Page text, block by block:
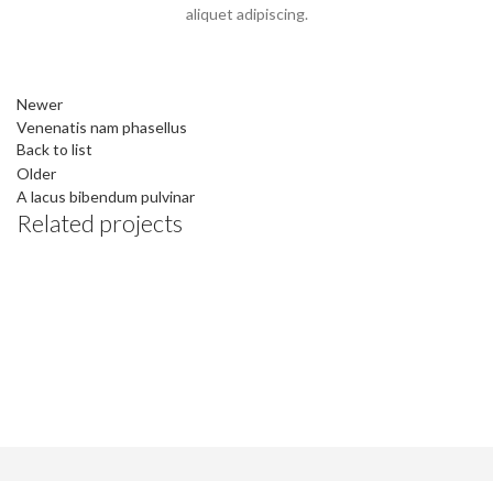
aliquet adipiscing.
Newer
Venenatis nam phasellus
Back to list
Older
A lacus bibendum pulvinar
Related projects